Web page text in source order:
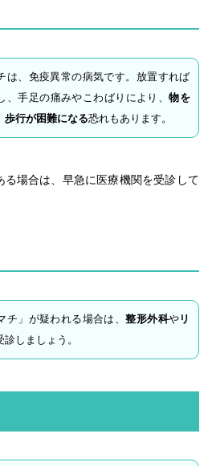
は、免疫異常の病気です。放置すれば
、手足の痛みやこわばりにより、物を
歩行が困難になる恐れもあります。
場合は、早急に医療機関を受診して
チ」が疑われる場合は、整形外科や リ
診しましょう。